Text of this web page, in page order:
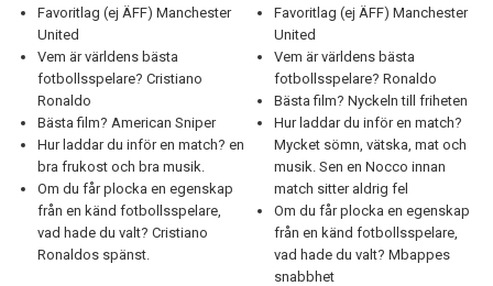
Favoritlag (ej ÄFF) Manchester
United
Vem är världens bästa
fotbollsspelare? Cristiano
Ronaldo
Bästa film? American Sniper
Hur laddar du inför en match? en
bra frukost och bra musik.
Om du får plocka en egenskap
från en känd fotbollsspelare,
vad hade du valt? Cristiano
Ronaldos spänst.
Favoritlag (ej ÄFF) Manchester
United
Vem är världens bästa
fotbollsspelare? Ronaldo
Bästa film? Nyckeln till friheten
Hur laddar du inför en match?
Mycket sömn, vätska, mat och
musik. Sen en Nocco innan
match sitter aldrig fel
Om du får plocka en egenskap
från en känd fotbollsspelare,
vad hade du valt? Mbappes
snabbhet